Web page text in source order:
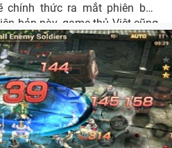
chính thức ra mắt phiên bản
bản này, game thủ Việt cũng
chơi với phiên bản hoàn toàn